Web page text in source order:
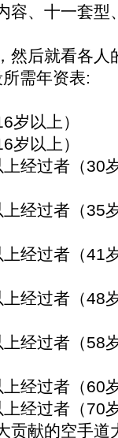
容、十一套型
然后就看各人
需年资表:
岁以上）
岁以上）
经过者（30
经过者（35
经过者（41
经过者（48
经过者（58
经过者（60
经过者（70
贡献的空手道